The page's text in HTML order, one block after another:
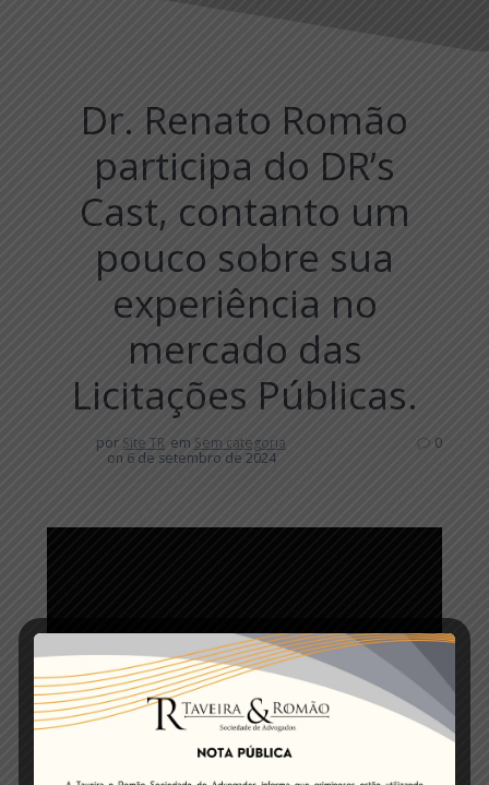
Dr. Renato Romão
participa do DR’s
Cast, contanto um
pouco sobre sua
experiência no
mercado das
Licitações Públicas.
por Site TR em Sem categoria
on 6 de setembro de 2024
0